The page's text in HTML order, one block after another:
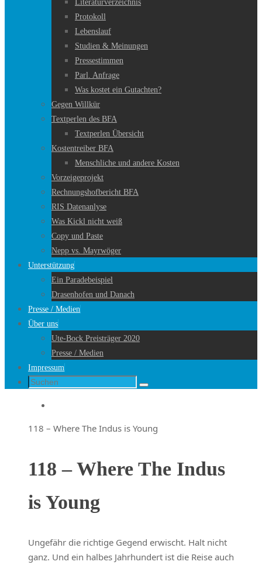
Literaturverzeichnis
Protokoll
Lebenslauf
Studien & Meinungen
Pressestimmen
Parl. Anfrage
Was kostet ein Gutachten?
Gegen Willkür
Textperlen des BFA
Textperlen Übersicht
Kostentreiber BFA
Menschliche und andere Kosten
Vorzeigeprojekt
Rechnungshofbericht BFA
RIS Datenanlyse
Was Kickl nicht weiß
Copy und Paste
Nepp vs. Mayrwöger
Unterstützung
Ein Paradebeispiel
Drasenhofen und Danach
Presse / Medien
Über uns
Ute-Bock Preisträger 2020
Presse / Medien
Impressum
Suche
Suchen
Startseite
118 – Where The Indus is Young
118 – Where The Indus
is Young
Ungefähr die richtige Gegend erwischt. Halt nicht
ganz. Und ein halbes Jahrhundert ist die Reise auch